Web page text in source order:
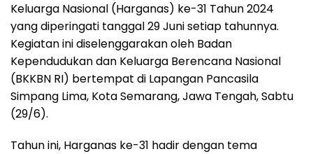
Keluarga Nasional (Harganas) ke-31 Tahun 2024
yang diperingati tanggal 29 Juni setiap tahunnya.
Kegiatan ini diselenggarakan oleh Badan
Kependudukan dan Keluarga Berencana Nasional
(BKKBN RI) bertempat di Lapangan Pancasila
Simpang Lima, Kota Semarang, Jawa Tengah, Sabtu
(29/6).
Tahun ini, Harganas ke-31 hadir dengan tema